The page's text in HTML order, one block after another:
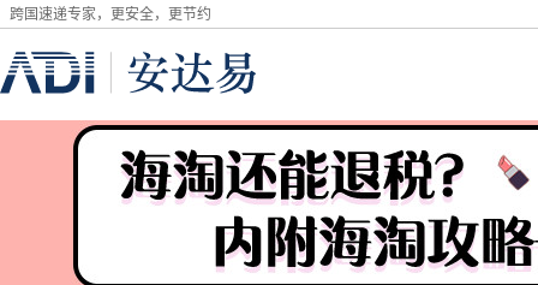
跨国速递专家，更安全，更节约